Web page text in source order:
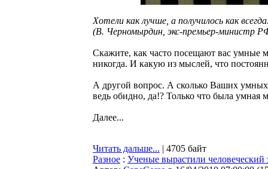
Хотели как лучше, а получилось как
(В. Черномырдин, экс-премьер-министр
Скажите, как часто посещают вас умные
никогда. И какую из мыслей, что
А другой вопрос. А сколько Ваших
ведь обидно, да!? Только что была
Далее...
Читать дальше... | 4705 байт
Разное : Ученые вырастили